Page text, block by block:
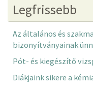
Legfrissebb
Az általános és
bizonyítványainak
Pót- és kiegészítő
Diákjaink sikere a